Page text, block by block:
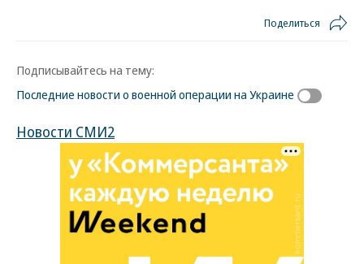
Поделиться
Подписывайтесь на тему:
Последние новости о военной операции на Украине
Новости СМИ2